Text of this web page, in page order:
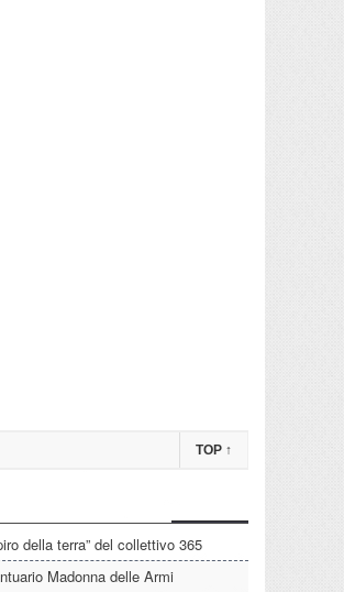
TOP ↑
della terra” del collettivo 365
Madonna delle Armi